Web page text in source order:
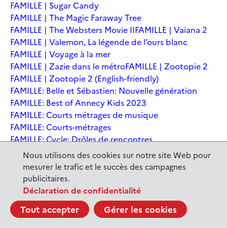
Nous utilisons des cookies sur notre site Web pour
mesurer le trafic et le succès des campagnes
publicitaires.
Déclaration de confidentialité
Tout accepter Gérer les cookies
FAMILLE | Sugar Candy
FAMILLE | The Magic Faraway Tree
FAMILLE | The Websters Movie IIFAMILLE | Vaiana 2
FAMILLE | Valemon, La légende de l’ours blanc
FAMILLE | Voyage à la mer
FAMILLE | Zazie dans le métroFAMILLE | Zootopie 2
FAMILLE | Zootopie 2 (English-friendly)
FAMILLE: Belle et Sébastien: Nouvelle génération
FAMILLE: Best of Annecy Kids 2023
FAMILLE: Courts métrages de musique
FAMILLE: Courts-métrages
FAMILLE: Cycle: Drôles de rencontres
FAMILLE: En sortant de l'école - Andrée Chedid
FAMILLE: Ernest et Célestine: Le voyage en Charabie
FAMILLE: Festival International du court métrage
Clermont-Ferrand
FAMILLE: Kina et Yuk, renards de la banquise
FAMILLE: La Pat' Patrouille : La Super Patrouille, le film